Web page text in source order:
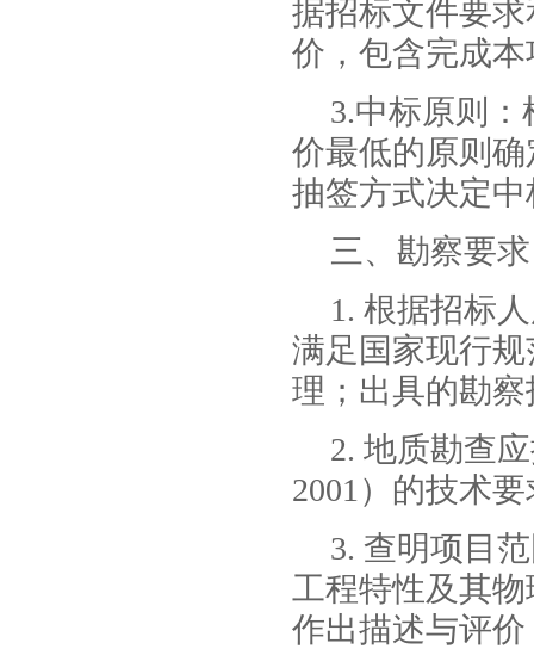
据招标文件要
价，包含完成
3.中标原则
价最低的原则
抽签方式决定
三、勘察要求
1. 根据招标
满足国家现行
理；出具的勘
2. 地质勘查
2001）的技术
3. 查明项目
工程特性及其
作出描述与评价